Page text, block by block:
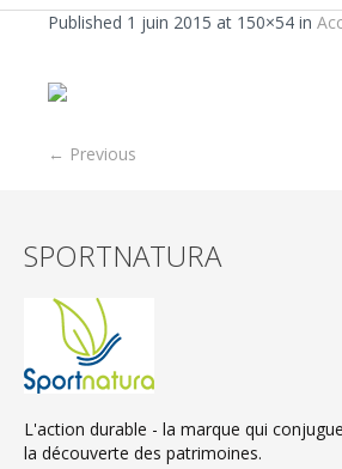
Published 1 juin 2015 at 150×54 in
← Previous
SPORTNATURA
L'action durable - la marque qui
la découverte des patrimoines.